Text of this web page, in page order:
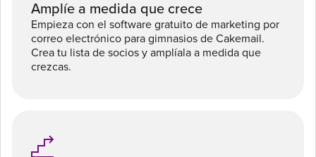
Amplíe a medida que crece
Empieza con el software gratuito de marketing por
correo electrónico para gimnasios de Cakemail.
Crea tu lista de socios y amplíala a medida que
crezcas.